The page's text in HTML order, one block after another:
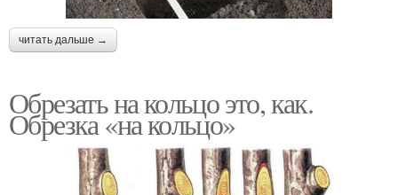
читать дальше →
Обрезать на кольцо это, как.
Обрезка «на кольцо»